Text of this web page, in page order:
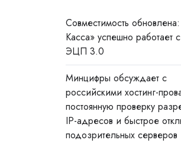
Совместимость
Касса» успешно работает
ЭЦП 3.0
Минцифры обсуждает с
российскими хостинг-
постоянную проверку
IP-адресов и быстрое
подозрительных серверов